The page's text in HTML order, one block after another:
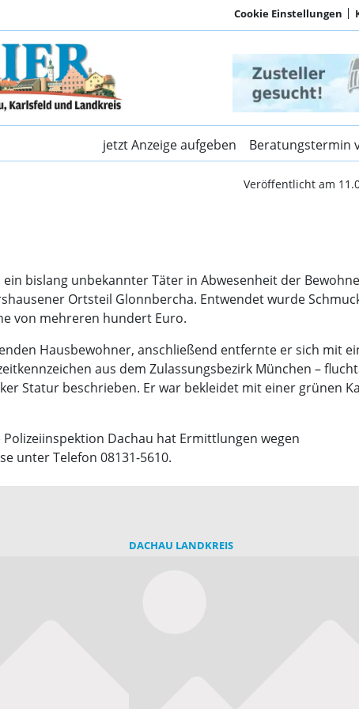
Cookie Einstellungen
Wohnhaus | Kurier
jetzt Anzeige aufgeben Beratungstermin
Veröffentlicht am
bislang unbekannter Täter in Abwesenheit der
Ortsteil Glonnbercha. Entwendet wurde
von mehreren hundert Euro.
Hausbewohner, anschließend entfernte er sich mit
aus dem Zulassungsbezirk München –
Statur beschrieben. Er war bekleidet mit einer grünen
Dachau hat Ermittlungen wegen
unter Telefon 08131-5610.
DACHAU LANDKREIS